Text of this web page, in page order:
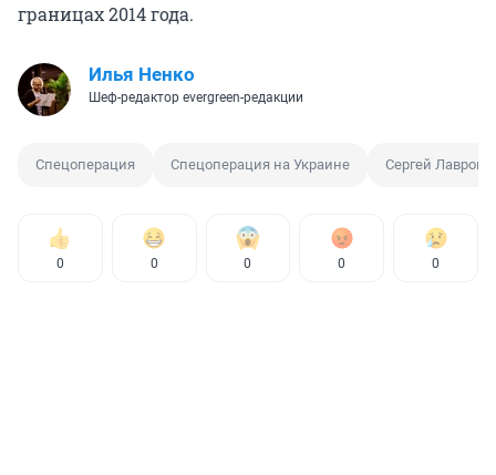
границах 2014 года.
Илья Ненко
Шеф-редактор evergreen-редакции
Спецоперация Спецоперация на Украине Сергей Лавров
0 0 0 0 0